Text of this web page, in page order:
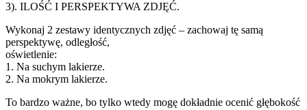
3). ILOŚĆ I PERSPEKTYWA ZDJĘĆ.
Wykonaj 2 zestawy identycznych zdjęć – zachowaj tę samą
perspektywę, odległość,
oświetlenie:
1. Na suchym lakierze.
2. Na mokrym lakierze.
To bardzo ważne, bo tylko wtedy mogę dokładnie ocenić głębokość